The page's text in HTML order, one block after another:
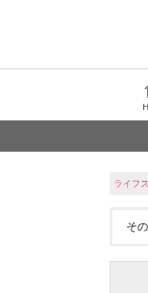
ライフ
そ